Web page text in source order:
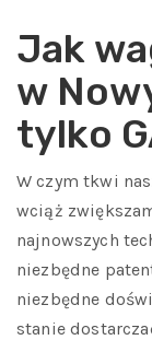
Jak
w
tylko
W czym tkwi
wciąż
najnowszych
niezbędne
niezbędne
stanie